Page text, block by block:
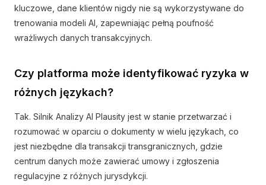
kluczowe, dane klientów nigdy nie są wykorzystywane do
trenowania modeli AI, zapewniając pełną poufność
wrażliwych danych transakcyjnych.
Czy platforma może identyfikować ryzyka w
różnych językach?
Tak. Silnik Analizy AI Plausity jest w stanie przetwarzać i
rozumować w oparciu o dokumenty w wielu językach, co
jest niezbędne dla transakcji transgranicznych, gdzie
centrum danych może zawierać umowy i zgłoszenia
regulacyjne z różnych jurysdykcji.